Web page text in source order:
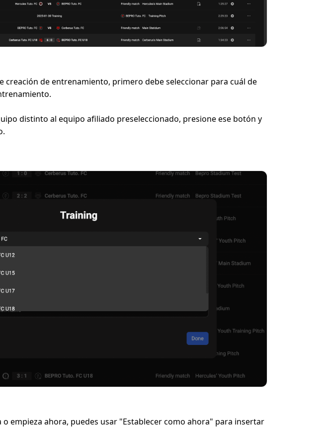
creación de entrenamiento, primero debe seleccionar para cuál de
distinto al equipo afiliado preseleccionado, presione ese botón y
o empieza ahora, puedes usar "Establecer como ahora" para insertar